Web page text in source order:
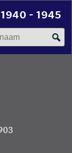
- 1945